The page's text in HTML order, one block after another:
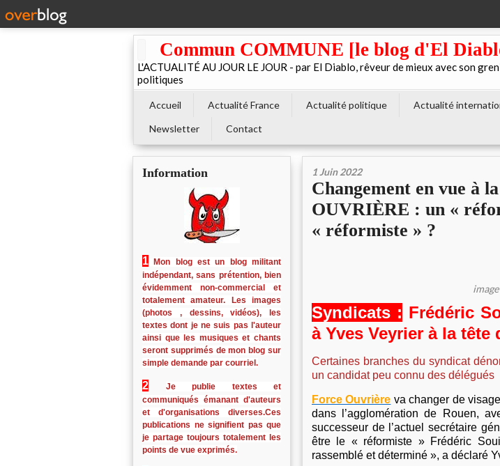
Commun COMMUNE [le blog d'El
L'ACTUALITÉ AU JOUR LE JOUR - par El Diablo, rêveur de mieux avec son
politiques
Accueil Actualité France Actualité politique Actualité
Newsletter
Contact
Information
1
Mon blog est un blog militant
indépendant, sans prétention, bien
évidemment non-commercial et
totalement amateur. Les images
(photos , dessins, vidéos), les
textes dont je ne suis pas l'auteur
ainsi que les musiques et chants
seront supprimés de mon blog sur
simple demande par courriel.
2
Je publie textes et
communiqués émanant d'auteurs
et d'organisations diverses.Ces
publications ne signifient pas que
je partage toujours totalement les
points de vue exprimés.
1 Juin 2022
Changement en vue à
OUVRIÈRE : un «
« réformiste » ?
Syndicats : Frédéric
à Yves Veyrier à la tête
Certaines branches du syndicat
un candidat peu connu des délégués
Force Ouvrière va changer de
dans l’agglomération de Rouen,
successeur de l’actuel secrétaire
être le « réformiste » Frédéric
rassemblé et déterminé », a déclaré